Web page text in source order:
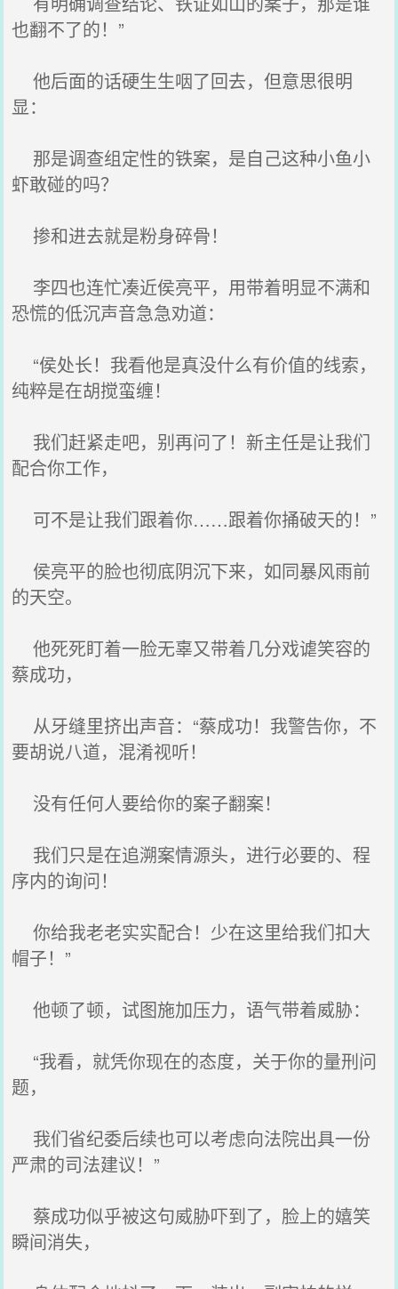
也翻不了的！”
他后面的话硬生生咽了回去，但意思很明
显：
那是调查组定性的铁案，是自己这种小鱼小
虾敢碰的吗？
掺和进去就是粉身碎骨！
李四也连忙凑近侯亮平，用带着明显不满和
恐慌的低沉声音急急劝道：
“侯处长！我看他是真没什么有价值的线索，
纯粹是在胡搅蛮缠！
我们赶紧走吧，别再问了！新主任是让我们
配合你工作，
可不是让我们跟着你……跟着你捅破天的！”
侯亮平的脸也彻底阴沉下来，如同暴风雨前
的天空。
他死死盯着一脸无辜又带着几分戏谑笑容的
蔡成功，
从牙缝里挤出声音：“蔡成功！我警告你，不
要胡说八道，混淆视听！
没有任何人要给你的案子翻案！
我们只是在追溯案情源头，进行必要的、程
序内的询问！
你给我老老实实配合！少在这里给我们扣大
帽子！”
他顿了顿，试图施加压力，语气带着威胁：
“我看，就凭你现在的态度，关于你的量刑问
题，
我们省纪委后续也可以考虑向法院出具一份
严肃的司法建议！”
蔡成功似乎被这句威胁吓到了，脸上的嬉笑
瞬间消失，